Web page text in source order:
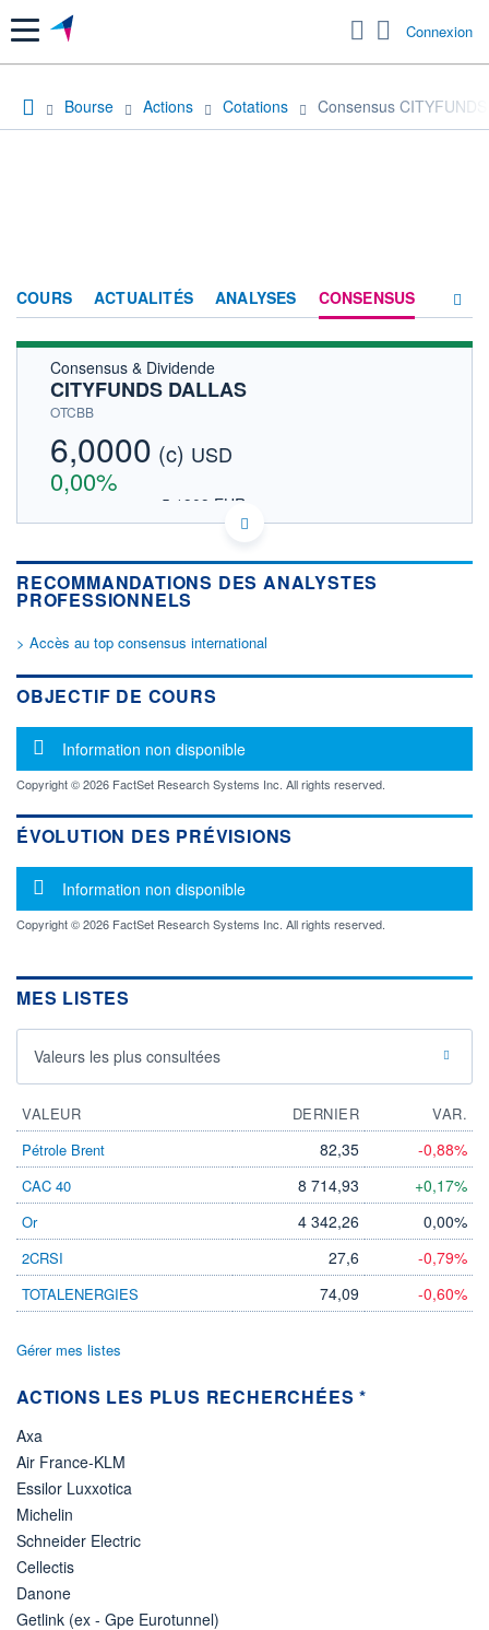
Menu Connexion
Bourse Actions Cotations Consensus
COURS ACTUALITÉS ANALYSES CONSENSUS
Consensus & Dividende
CITYFUNDS DALLAS
OTCBB
6,0000 (c) USD
0,00%
5,1909 EUR
DONNÉES TEMPS DIFFÉRÉ
Politique d'exécution
Cotation sur les autres places
OUVERTURE CLÔTURE VEILLE
0,0000
48
VALORISATION
LIMITE À LA
BAISSE
0,0000
LIMITE À LA
HAUSSE
0,0000
RENDEMENT
ESTIMÉ 2026
- -
05.08.26 / 19:59:32
Non éligible
Boursobank
RECOMMANDATIONS DES ANALYSTES
PROFESSIONNELS
> Accès au top consensus international
OBJECTIF DE COURS
Message d'information
Information non disponible
Copyright © 2026 FactSet Research Systems Inc. All rights reserved.
ÉVOLUTION DES PRÉVISIONS
Message d'information
Information non disponible
Copyright © 2026 FactSet Research Systems Inc. All rights reserved.
MES LISTES
Valeurs les plus consultées
VALEUR DERNIER
VAR.
Pétrole Brent
82,35 -0,88%
CAC 40 8 714,93 +0,17%
Or 4 342,26 0,00%
2CRSI 27,6 -0,79%
TOTALENERGIES 74,09 -0,60%
Gérer mes listes
ACTIONS LES PLUS RECHERCHÉES *
Axa
Air France-KLM
Essilor Luxxotica
Michelin
Schneider Electric
Cellectis
Danone
Getlink (ex - Gpe Eurotunnel)